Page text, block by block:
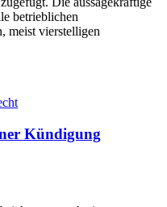
betrieblichen
meist vierstelligen
Kündigung